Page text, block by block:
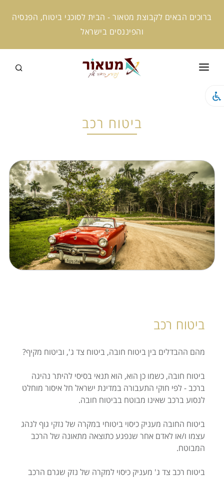
ברוכים הבאים לקבוצת מטאור - הבית לסוכני ביטוח, הפנסיה
והפיננסים בישראל
מטאור אקטיב
מטאור ניוז
מטאור AI
התמחויות
מחשבונים
ביטוח רכב
ביטוח רכב
מהם ההבדלים בין ביטוח חובה, ביטוח צד ג', וביטוח מקיף?
ביטוח חובה, כשמו כן הוא, הוא תנאי בסיסי להיתר נהיגה
ברכב - לפי חוקי התעבורה במדינת ישראל חל איסור מוחלט
לנסוע ברכב שאינו מבוטח בביטוח חובה.
ביטוח החובה מעניק כיסוי ביטוחי במקרה של נזקי גוף לנהג
עצמו ו/או לאדם אחר שנפגע כתוצאה מתאונה של הרכב
המבוטח.
ביטוח רכב צד ג' מעניק כיסוי למקרה של נזק שגרם הרכב